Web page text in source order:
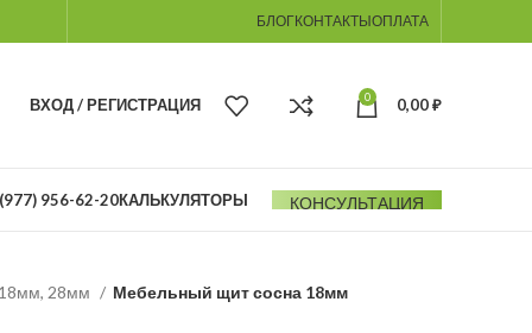
БЛОГКОНТАКТЫОПЛАТА
ВХОД / РЕГИСТРАЦИЯ 0 0,00₽
956-62-20КАЛЬКУЛЯТОРЫ КОНСУЛЬТАЦИЯ
28мм Мебельный щит сосна 18мм